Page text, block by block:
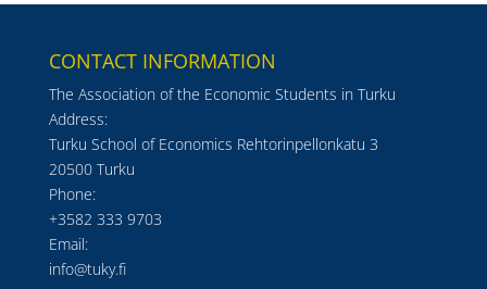
CONTACT INFORMATION
The Association of the Economic Students in Turku
Address:
Turku School of Economics Rehtorinpellonkatu 3
20500 Turku
Phone:
+3582 333 9703
Email:
info@tuky.fi